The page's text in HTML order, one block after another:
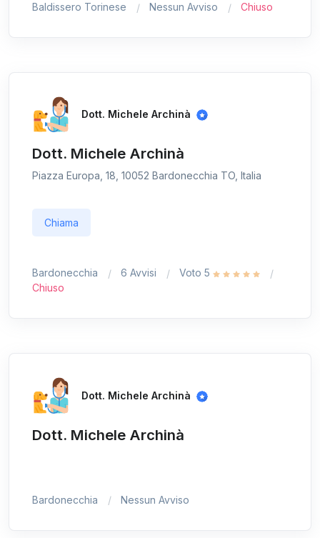
Baldissero Torinese Nessun Avviso Chiuso
Dott. Michele Archinà
Dott. Michele Archinà
Piazza Europa, 18, 10052 Bardonecchia TO, Italia
Chiama
Bardonecchia 6 Avvisi
Voto 5
Chiuso
Dott. Michele Archinà
Dott. Michele Archinà
Bardonecchia Nessun Avviso